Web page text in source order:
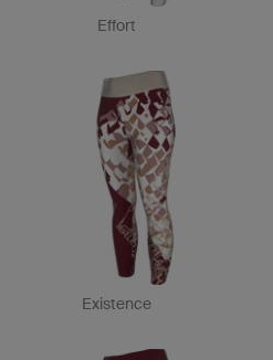
Effort
Existence